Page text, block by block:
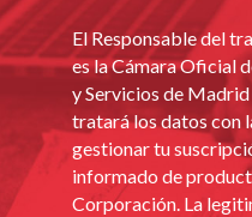
El Responsable del
es la Cámara Oficial
y Servicios de
tratará los datos con
gestionar tu
informado de
Corporación. La